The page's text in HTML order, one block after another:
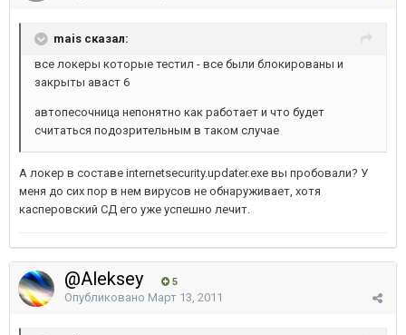
mais сказал:
все локеры которые тестил - все были блокированы и
закрыты аваст 6
автопесочница непонятно как работает и что будет
считаться подозрительным в таком случае
А локер в составе internetsecurity.updater.exe вы пробовали? У
меня до сих пор в нем вирусов не обнаруживает, хотя
касперовский СД его уже успешно лечит.
@Aleksey 5
Опубликовано Март 13, 2011